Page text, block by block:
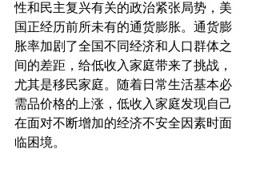
性和民主复兴有关的政治紧张局势，美
国正经历前所未有的通货膨胀。通货膨
胀率加剧了全国不同经济和人口群体之
间的差距，给低收入家庭带来了挑战，
尤其是移民家庭。随着日常生活基本必
需品价格的上涨，低收入家庭发现自己
在面对不断增加的经济不安全因素时面
临困境。